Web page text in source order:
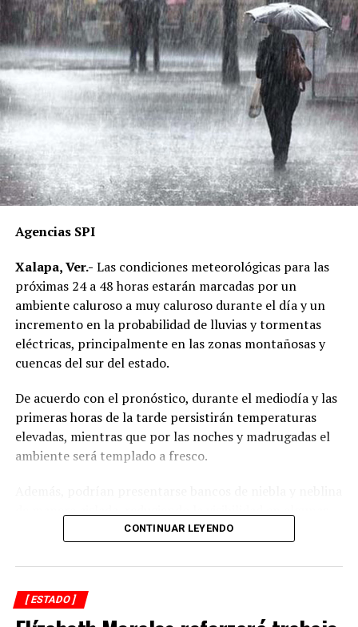
Agencias SPI
Xalapa, Ver.- Las condiciones meteorológicas para las
próximas 24 a 48 horas estarán marcadas por un
ambiente caluroso a muy caluroso durante el día y un
incremento en la probabilidad de lluvias y tormentas
eléctricas, principalmente en las zonas montañosas y
cuencas del sur del estado.
De acuerdo con el pronóstico, durante el mediodía y las
primeras horas de la tarde persistirán temperaturas
elevadas, mientras que por las noches y madrugadas el
ambiente será templado a fresco.
Las precipitaciones estarán acompañadas de actividad
la población mantenerse atenta a las actualizaciones del
pronóstico y extremar precauciones en zonas
CONTINUAR LEYENDO
[ ESTADO ]